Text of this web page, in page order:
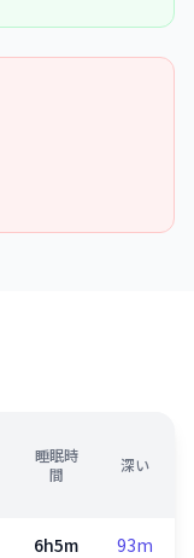
睡眠時
間
深い
6h5m 93m